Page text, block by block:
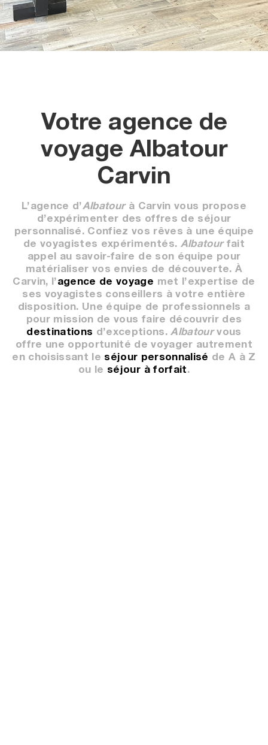
Votre agence de
voyage Albatour
Carvin
L’agence d’Albatourà Carvin vous propose
d’expérimenter des offres de séjour
personnalisé. Confiez vos rêves à une équipe
de voyagistes expérimentés. Albatourfait
appel au savoir-faire de son équipe pour
matérialiser vos envies de découverte. À
Carvin, l’agence de voyage met l’expertise de
ses voyagistes conseillers à votre entière
disposition. Une équipe de professionnels a
pour mission de vous faire découvrir des
destinations d’exceptions.Albatourvous
offre une opportunité de voyager autrement
en choisissant le séjour personnalisé de A à Z
ou le séjour à forfait.